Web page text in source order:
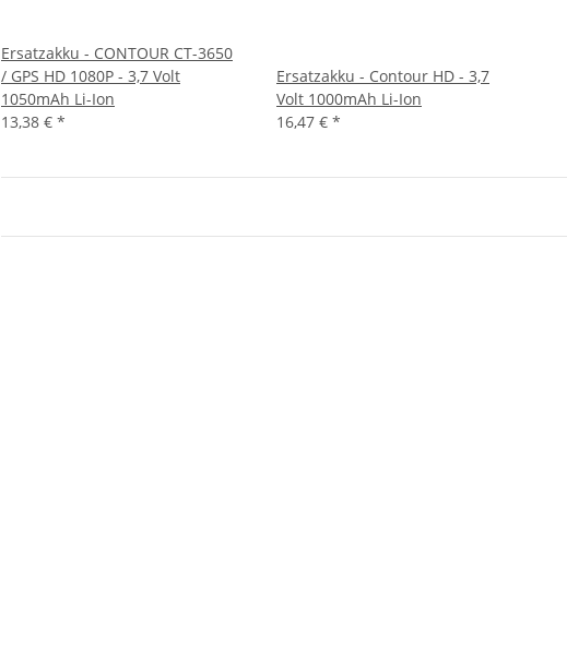
Ersatzakku - CONTOUR CT-3650
/ GPS HD 1080P - 3,7 Volt
1050mAh Li-Ion
13,38 € *
Ersatzakku - Contour HD - 3,7
Volt 1000mAh Li-Ion
16,47 € *